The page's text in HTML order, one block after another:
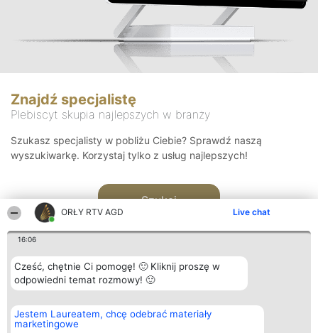
ORŁY RTV AGD Live chat
16:06
Cześć, chętnie Ci pomogę! 🙂 Kliknij proszę w
odpowiedni temat rozmowy! 🙂
Jestem Laureatem, chcę odebrać materiały
marketingowe
Znajdź specjalistę
Plebiscyt skupia najlepszych w branży
Szukasz specjalisty w pobliżu Ciebie? Sprawdź naszą
wyszukiwarkę. Korzystaj tylko z usług najlepszych!
Szukaj
Organizator plebiscytu
Bright Side Solutions sp. z o.
o. sp. k.
Plebiscyt
Laureaci
Kontakt
Kontakt